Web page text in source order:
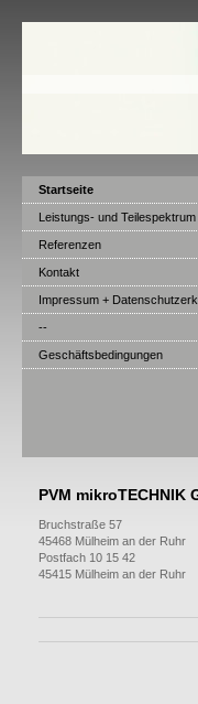
Startseite
Leistungs- und Teilespektrum
Referenzen
Kontakt
Impressum +
--
Geschäftsbedingungen
PVM mikroTECHNIK
Bruchstraße 57
45468 Mülheim an der Ruhr
Postfach 10 15 42
45415 Mülheim an der Ruhr